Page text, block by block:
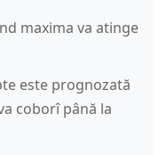
maxima va atinge
este prognozată
coborî până la